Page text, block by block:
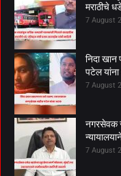
मराठीचे
7 August
निदा
पटेल
7 August
नगरसेवक
7 August